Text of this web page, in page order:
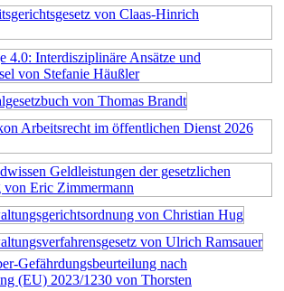
Gefährdungsbeurteilung nach
(EU) 2023/1230 von Thorsten